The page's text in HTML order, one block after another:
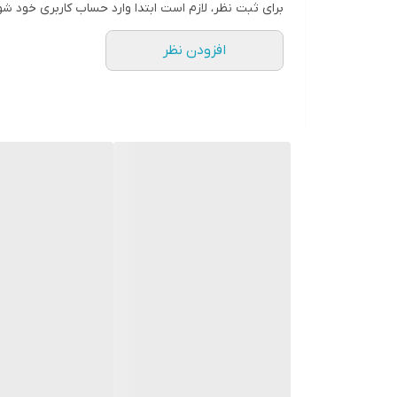
برای ثبت نظر، لازم است ابتدا وارد حساب کاربری خود
افزودن نظر